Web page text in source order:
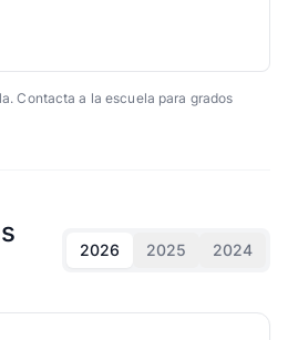
Contacta a la escuela para grados
2026 2025 2024